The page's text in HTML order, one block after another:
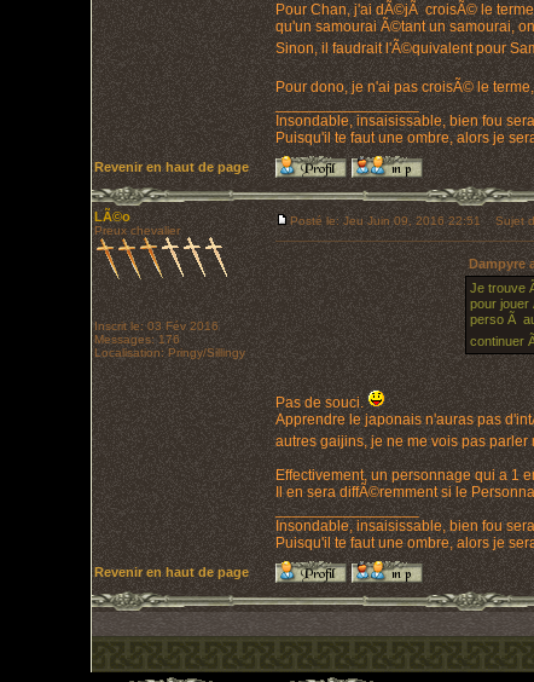
Pour Chan, j'ai dÃ©jÃ croisÃ© le
qu'un samourai Ã©tant un samourai,
Sinon, il faudrait l'Ã©quivalent pour
Pour dono, je n'ai pas croisÃ© le
_________________
Insondable, insaisissable, bien fou
Puisqu'il te faut une ombre, alors je
Revenir en haut de page
LÃ©o
Preux chevalier
Inscrit le: 03 Fév 2016
Messages: 176
Localisation: Pringy/Sillingy
Posté le: Jeu Juin 09, 2016 22:51 Sujet
Dampyre
Je trouve
pour jouer
perso Ã
continuer
Pas de souci.
Apprendre le japonais n'auras pas
autres gaijins, je ne me vois pas
Effectivement, un personnage qui a 1
Il en sera diffÃ©remment si le
_________________
Insondable, insaisissable, bien fou
Puisqu'il te faut une ombre, alors je
Revenir en haut de page